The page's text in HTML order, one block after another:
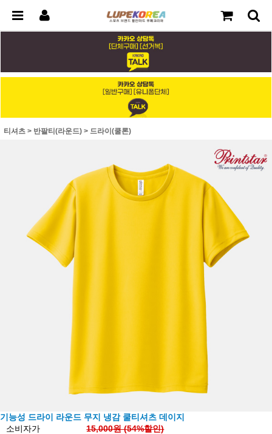
티셔츠 > 반팔티(라운드) > 드라이(쿨론)
기능성 드라이 라운드 무지 냉감 쿨티셔츠 데이지
소비자가
15,000원 (54%할인)